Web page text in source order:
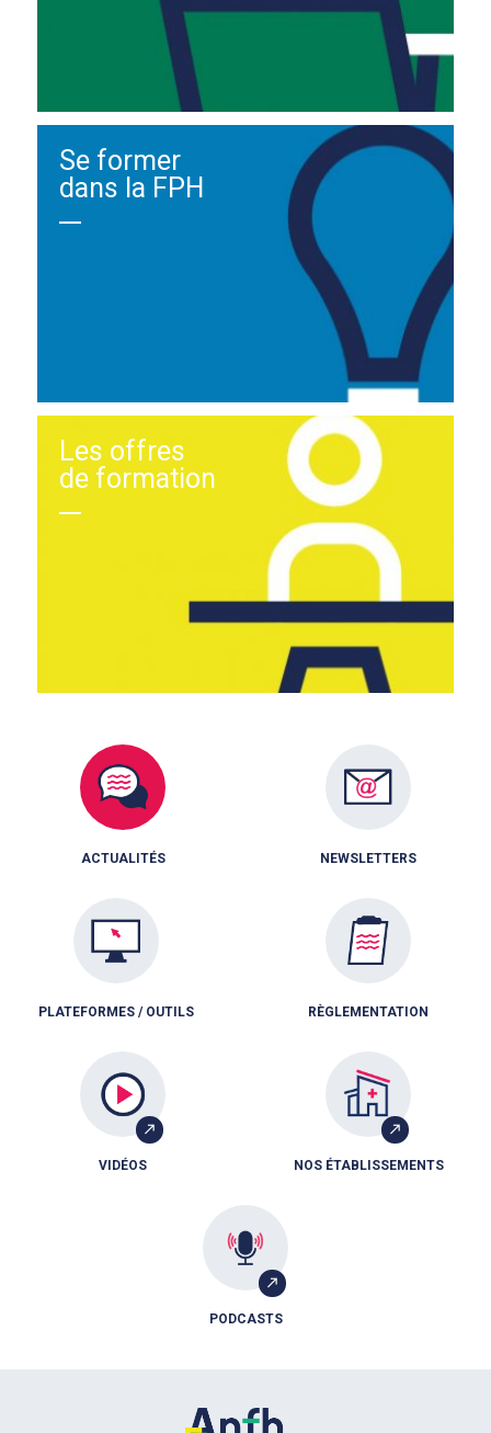
Se former
dans la FPH
Les offres
de formation
ACTUALITÉS NEWSLETTERS
PLATEFORMES / OUTILS RÈGLEMENTATION
VIDÉOS NOS ÉTABLISSEMENTS
PODCASTS